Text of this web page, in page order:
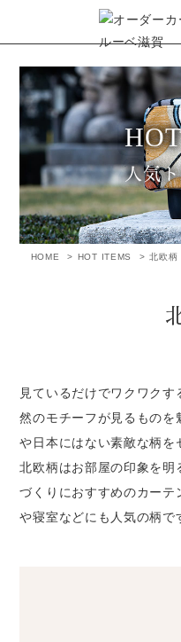
人気
HOME HOT ITEMS 北欧柄
見ているだけでワクワク
然のモチーフが見るもの
や日本にはない素敵な柄を
北欧柄はお部屋の印象を明
づくりにおすすめのカーテ
や寝室などにも人気の柄で